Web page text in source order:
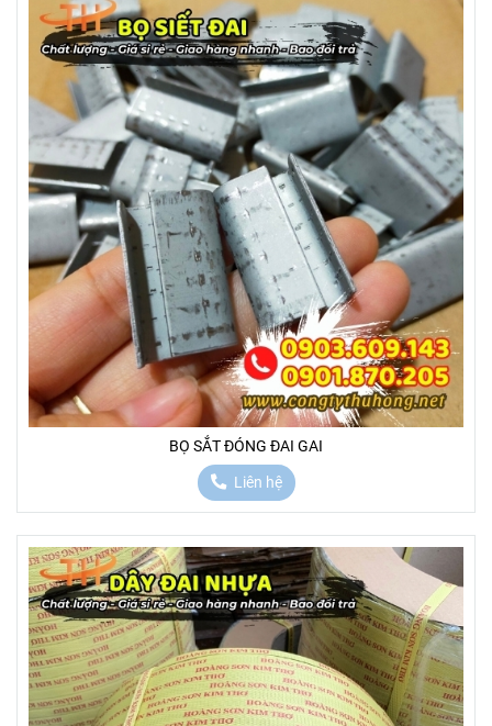
BỌ SẮT ĐÓNG ĐAI GAI
Liên hệ